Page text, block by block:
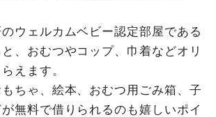
ウェルカムベビー認定部屋である
、おむつやコップ、巾着などオリ
えます。
ちゃ、絵本、おむつ用ごみ箱、子
無料で借りられるのも嬉しいポイ